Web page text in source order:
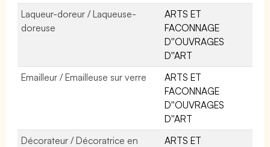
Laqueur-doreur / Laqueuse-
doreuse
ARTS ET
FACONNAGE
D''OUVRAGES
D''ART
Emailleur / Emailleuse sur verre
ARTS ET
FACONNAGE
D''OUVRAGES
D''ART
Décorateur / Décoratrice en
ARTS ET